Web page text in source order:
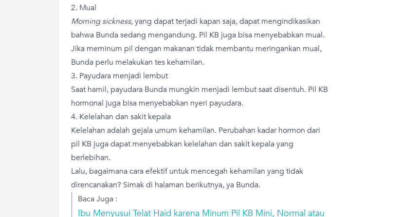
2. Mual
Morning sickness, yang dapat terjadi kapan saja, dapat mengindikasikan
bahwa Bunda sedang mengandung. Pil KB juga bisa menyebabkan mual.
Jika meminum pil dengan makanan tidak membantu meringankan mual,
Bunda perlu melakukan tes kehamilan.
3. Payudara menjadi lembut
Saat hamil, payudara Bunda mungkin menjadi lembut saat disentuh. Pil KB
hormonal juga bisa menyebabkan nyeri payudara.
4. Kelelahan dan sakit kepala
Kelelahan adalah gejala umum kehamilan. Perubahan kadar hormon dari
pil KB juga dapat menyebabkan kelelahan dan sakit kepala yang
berlebihan.
Lalu, bagaimana cara efektif untuk mencegah kehamilan yang tidak
direncanakan? Simak di halaman berikutnya, ya Bunda.
Baca Juga :
Ibu Menyusui Telat Haid karena Minum Pil KB Mini, Normal atau